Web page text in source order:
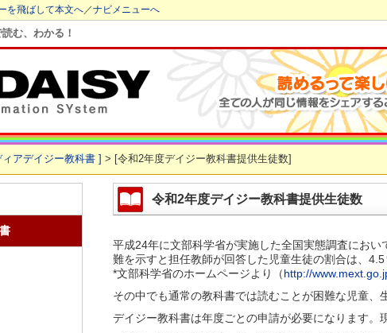
を飛ばして本文へ ／ナビメニューへ
読む、わかる！
アデイジー教科書 ] > [令和2年度デイジー教科書提供生徒数]
令和2年度デイジー教科書提供生徒数
平成24年に文部科学省が実施した全国実態調査にお
難を示すと担任教師が回答した児童生徒の割合は、4.5
*文部科学省のホームページより（http://
その中でも通常の教科書では読むことが困難な児童、
デイジー教科書は年度ごとの申請が必要になります。